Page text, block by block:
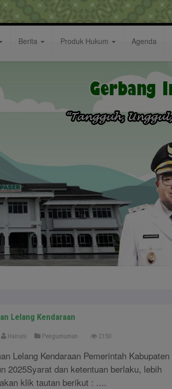
Berita Produk Hukum Agenda
Lelang Kendaraan
Hairuni Pengumuman 2150
Lelang Kendaraan Pemerintah Kabupaten
2025Syarat dan ketentuan berlaku, lebih
klik tautan berikut : ....